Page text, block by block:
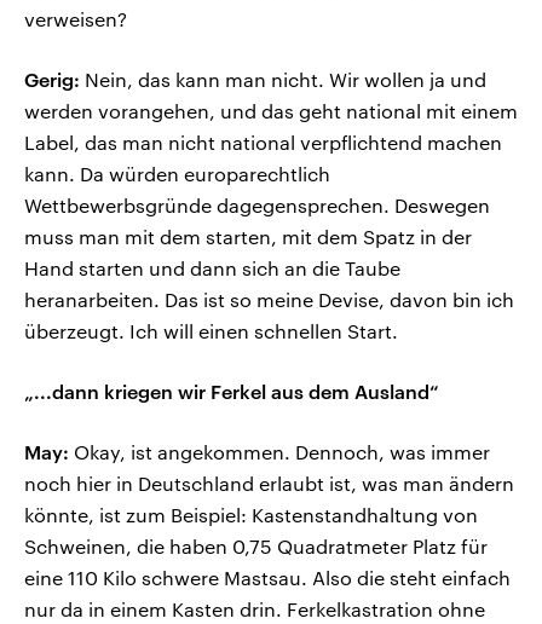
verweisen?
Gerig: Nein, das kann man nicht. Wir wollen ja und
werden vorangehen, und das geht national mit einem
Label, das man nicht national verpflichtend machen
kann. Da würden europarechtlich
Wettbewerbsgründe dagegensprechen. Deswegen
muss man mit dem starten, mit dem Spatz in der
Hand starten und dann sich an die Taube
heranarbeiten. Das ist so meine Devise, davon bin ich
überzeugt. Ich will einen schnellen Start.
„...dann kriegen wir Ferkel aus dem Ausland“
May: Okay, ist angekommen. Dennoch, was immer
noch hier in Deutschland erlaubt ist, was man ändern
könnte, ist zum Beispiel: Kastenstandhaltung von
Schweinen, die haben 0,75 Quadratmeter Platz für
eine 110 Kilo schwere Mastsau. Also die steht einfach
nur da in einem Kasten drin. Ferkelkastration ohne